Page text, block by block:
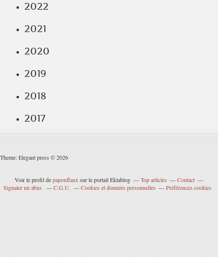
2022
2021
2020
2019
2018
2017
Theme: Elegant press © 2026
Voir le profil depapouflaux sur le portail Eklablog Top articles
Contact
Signaler un abus
C.G.U. Cookies et données personnelles Préférences cookies